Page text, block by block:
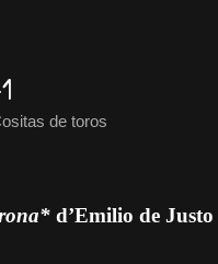
de toros
d’Emilio de Justo